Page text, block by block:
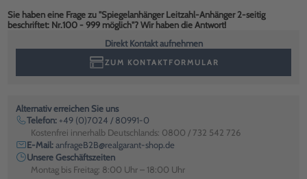
Sie haben eine Frage zu "Spiegelanhänger Leitzahl-Anhänger 2-seitig
beschriftet: Nr.100 - 999 möglich"? Wir haben die Antwort!
Direkt Kontakt aufnehmen
ZUM KONTAKTFORMULAR
Alternativ erreichen Sie uns
Telefon: +49 (0)7024 / 80991-0
Kostenfrei innerhalb Deutschlands: 0800 / 732 542 726
E-Mail:anfrageB2B@realgarant-shop.de
Unsere Geschäftszeiten
Montag bis Freitag: 8:00 Uhr – 18:00 Uhr